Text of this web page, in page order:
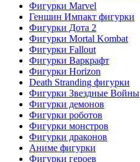
Фигурки Marvel
Геншин Импакт фигурки
Фигурки Дота 2
Фигурки Mortal Kombat
Фигурки Fallout
Фигурки Варкрафт
Фигурки Horizon
Death Stranding фигурки
Фигурки Звездные Войны
Фигурки демонов
Фигурки роботов
Фигурки монстров
Фигурки драконов
Аниме фигурки
Фигурки героев